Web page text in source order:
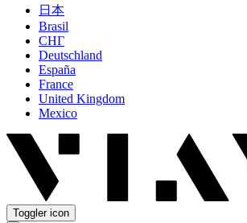
日本
Brasil
СНГ
Deutschland
España
France
United Kingdom
Mexico
Toggler icon